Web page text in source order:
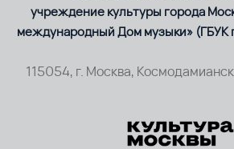
учреждение культуры города
международный Дом музыки»
115054, г. Москва,